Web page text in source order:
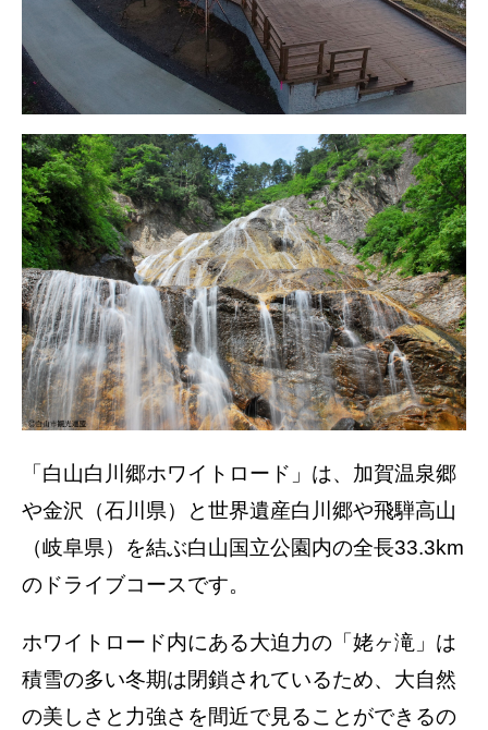
「白山白川郷ホワイトロード」は、加賀温泉郷
や金沢（石川県）と世界遺産白川郷や飛騨高山
（岐阜県）を結ぶ白山国立公園内の全長33.3km
のドライブコースです。
ホワイトロード内にある大迫力の「姥ヶ滝」は
積雪の多い冬期は閉鎖されているため、大自然
の美しさと力強さを間近で見ることができるの